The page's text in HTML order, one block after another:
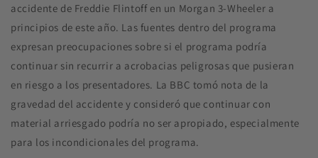
accidente de Freddie Flintoff en un Morgan 3-Wheeler a
principios de este año. Las fuentes dentro del programa
expresan preocupaciones sobre si el programa podría
continuar sin recurrir a acrobacias peligrosas que pusieran
en riesgo a los presentadores. La BBC tomó nota de la
gravedad del accidente y consideró que continuar con
material arriesgado podría no ser apropiado, especialmente
para los incondicionales del programa.